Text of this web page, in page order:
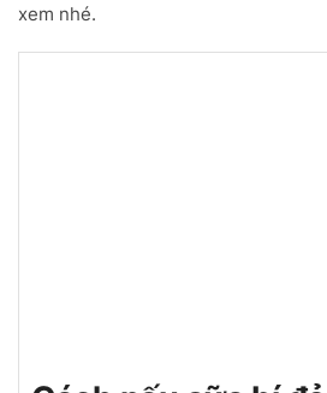
xem nhé.